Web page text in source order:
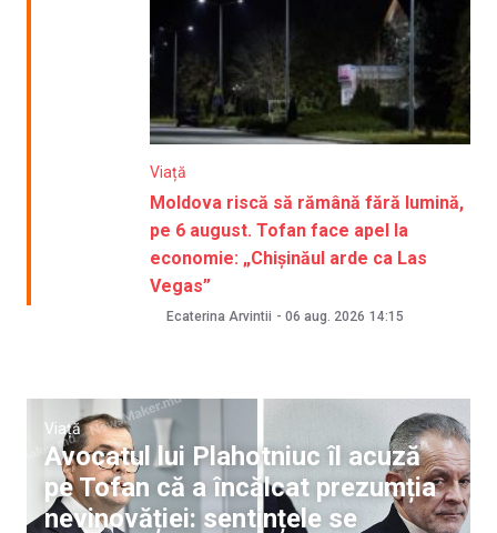
Viață
Moldova riscă să rămână fără lumină,
pe 6 august. Tofan face apel la
economie: „Chișinăul arde ca Las
Vegas”
Ecaterina Arvintii - 06 aug. 2026 14:15
Viață
Avocatul lui Plahotniuc îl acuză
pe Tofan că a încălcat prezumția
nevinovăției: sentințele se